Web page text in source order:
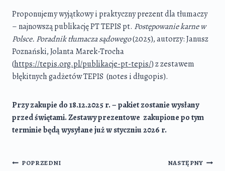
Proponujemy wyjątkowy i praktyczny prezent dla tłumaczy
– najnowszą publikację PT TEPIS pt. Postępowanie karne w
Polsce. Poradnik tłumacza sądowego(2025), autorzy: Janusz
Poznański, Jolanta Marek-Trocha
(https://tepis.org.pl/publikacje-pt-tepis/) z zestawem
błękitnych gadżetów TEPIS (notes i długopis).
Przy zakupie do 18.12.2025 r. – pakiet zostanie wysłany
przed świętami. Zestawy prezentowe zakupione po tym
terminie będą wysyłane już w styczniu 2026 r.
Nawigacja
POPRZEDNI NASTĘPNY